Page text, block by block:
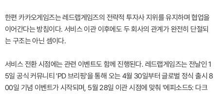
한편 카카오게임즈는 레드랩게임즈의 전략적 투자사 지위를 유지하며 협업을
이어간다는 방침이다. 서비스 이관 이후에도 두 회사의 관계가 완전히 단절되
는 구조는 아닌 셈이다.
서비스 전환 시점에는 관련 이벤트도 함께 진행된다. 레드랩게임즈는 전날인 1
5일 공식 커뮤니티 'PD 브리핑'을 통해 오는 4월 30일부터 글로벌 정식 출시 8
00일 기념 이벤트가 시작되며, 5월 28일 이관 시점에 맞춰 '에피소드5: 다크